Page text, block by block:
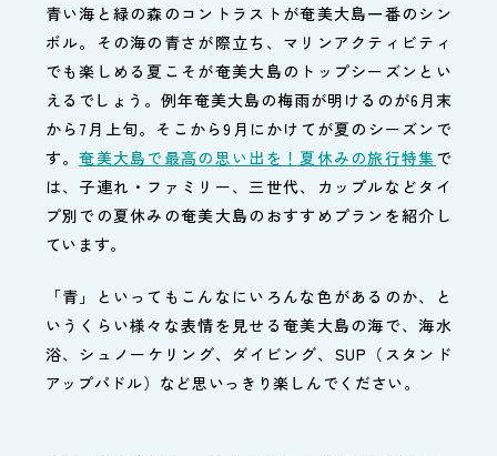
青い海と緑の森のコントラストが奄美大島一番のシン
ボル。その海の青さが際立ち、マリンアクティビティ
でも楽しめる夏こそが奄美大島のトップシーズンとい
えるでしょう。例年奄美大島の梅雨が明けるのが6月末
から7月上旬。そこから9月にかけてが夏のシーズンで
す。奄美大島で最高の思い出を！夏休みの旅行特集で
は、子連れ・ファミリー、三世代、カップルなどタイ
プ別での夏休みの奄美大島のおすすめプランを紹介し
ています。
「青」といってもこんなにいろんな色があるのか、と
いうくらい様々な表情を見せる奄美大島の海で、海水
浴、シュノーケリング、ダイビング、SUP（スタンド
アップパドル）など思いっきり楽しんでください。